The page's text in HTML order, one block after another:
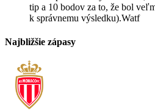
tip a 10 bodov za to, že bol
k správnemu výsledku).Watf
Najbližšie zápasy